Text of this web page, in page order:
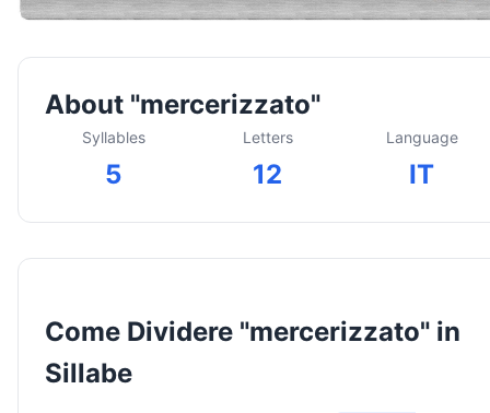
About "mercerizzato"
Syllables
5
Letters
12
Language
IT
Come Dividere "mercerizzato" in
Sillabe